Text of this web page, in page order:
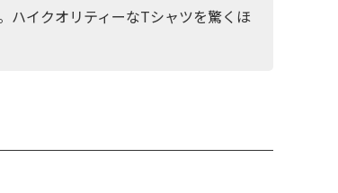
ハイクオリティーなTシャツを驚くほ